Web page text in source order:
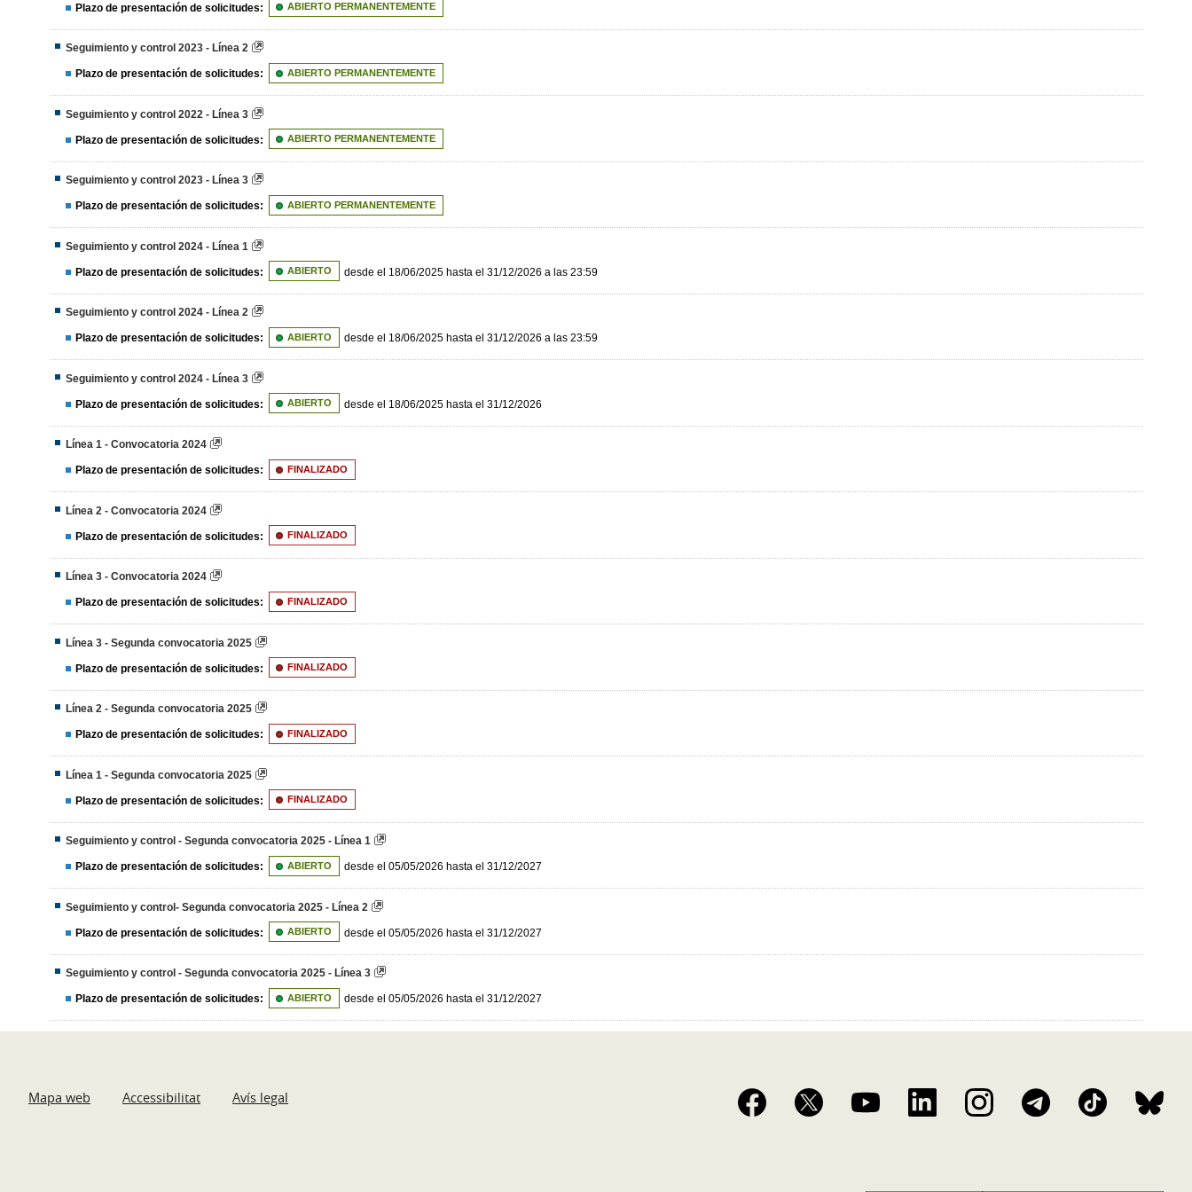
Plazo de presentación de solicitudes: ABIERTO PERMANENTEMENTE
Seguimiento y control 2023 - Línea 2
Plazo de presentación de solicitudes: ABIERTO PERMANENTEMENTE
Seguimiento y control 2022 - Línea 3
Plazo de presentación de solicitudes: ABIERTO PERMANENTEMENTE
Seguimiento y control 2023 - Línea 3
Plazo de presentación de solicitudes: ABIERTO PERMANENTEMENTE
Seguimiento y control 2024 - Línea 1
Plazo de presentación de solicitudes: ABIERTO desde el 18/06/2025 hasta el 31/12/2026 a las 23:59
Seguimiento y control 2024 - Línea 2
Plazo de presentación de solicitudes: ABIERTO desde el 18/06/2025 hasta el 31/12/2026 a las 23:59
Seguimiento y control 2024 - Línea 3
Plazo de presentación de solicitudes: ABIERTO desde el 18/06/2025 hasta el 31/12/2026
Línea 1 - Convocatoria 2024
Plazo de presentación de solicitudes: FINALIZADO
Línea 2 - Convocatoria 2024
Plazo de presentación de solicitudes: FINALIZADO
Línea 3 - Convocatoria 2024
Plazo de presentación de solicitudes: FINALIZADO
Línea 3 - Segunda convocatoria 2025
Plazo de presentación de solicitudes: FINALIZADO
Línea 2 - Segunda convocatoria 2025
Plazo de presentación de solicitudes: FINALIZADO
Línea 1 - Segunda convocatoria 2025
Plazo de presentación de solicitudes: FINALIZADO
Seguimiento y control - Segunda convocatoria 2025 - Línea 1
Plazo de presentación de solicitudes: ABIERTO desde el 05/05/2026 hasta el 31/12/2027
Seguimiento y control- Segunda convocatoria 2025 - Línea 2
Plazo de presentación de solicitudes: ABIERTO desde el 05/05/2026 hasta el 31/12/2027
Seguimiento y control - Segunda convocatoria 2025 - Línea 3
Plazo de presentación de solicitudes: ABIERTO desde el 05/05/2026 hasta el 31/12/2027
Mapa web Accessibilitat Avís legal